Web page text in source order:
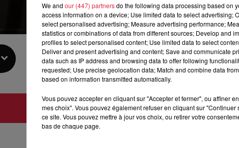
du25 juillet 2020 à 0h00
au26 juillet 2020 à 0h00
We and our (447) partnersdo the following data processing based on
access information on a device; Use limited data to select advertising;
select personalised advertising; Measure advertising performance;
statistics or combinations of data from different sources; Develop and
profiles to select personalised content; Use limited data to select
Deliver and present advertising and content; Save and communicate
data such as IP address and browsing data to offer following
requested; Use precise geolocation data; Match and combine data
based on information transmitted automatically.
Vous pouvez accepter en cliquant sur "Accepter et fermer", ou affiner
mes choix". Vous pouvez également refuser en cliquant sur
ce site. Vous pouvez mettre à jour vos choix, ou retirer votre
bas de chaque page.